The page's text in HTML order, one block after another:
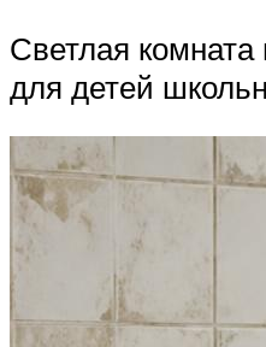
Светлая комната
для детей